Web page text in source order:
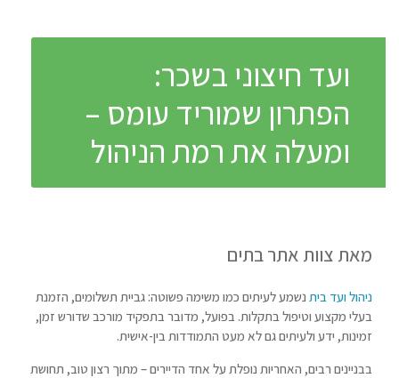
ועד חיצוני בשכר:
הפתרון שמוריד עומס –
ומעלה את רמת הניהול
מאת צוות אתר בתים
ניהול ועד בית נשמע לעיתים כמו משימה פשוטה: גביית תשלומים, הזמנת
בעלי מקצוע וטיפול בתקלות. בפועל, מדובר בתפקיד מורכב שדורש זמן,
זמינות, ידע ולעיתים גם לא מעט התמודדות בין-אישית.
בבניינים רבים, האחריות נופלת על אחד הדיירים – מתוך רצון טוב, תחושת